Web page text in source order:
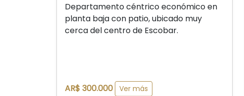
Departamento céntrico económico en
planta baja con patio, ubicado muy
cerca del centro de Escobar.
AR$ 300.000 Ver más